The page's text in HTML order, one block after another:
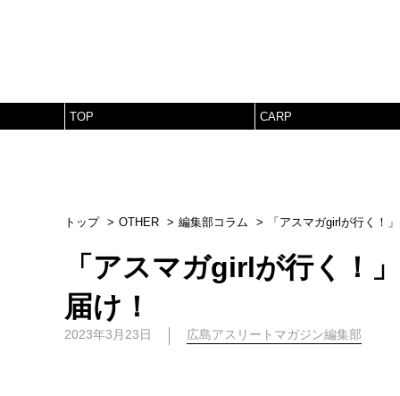
TOP CARP
トップ OTHER 編集部コラム 「アスマガgirlが行く！
「アスマガgirlが行く！
届け！
2023年3月23日 広島アスリートマガジン編集部